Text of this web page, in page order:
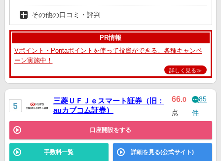
その他の口コミ・評判
PR情報
Vポイント・Pontaポイントを使って投資ができる。各種キャンペ
ーン実施中！
詳しく見る≫
三菱ＵＦＪｅスマート証券（旧：
auカブコム証券）
66.0
点
85
件
口座開設をする
手数料一覧 詳細を見る(公式サイト)